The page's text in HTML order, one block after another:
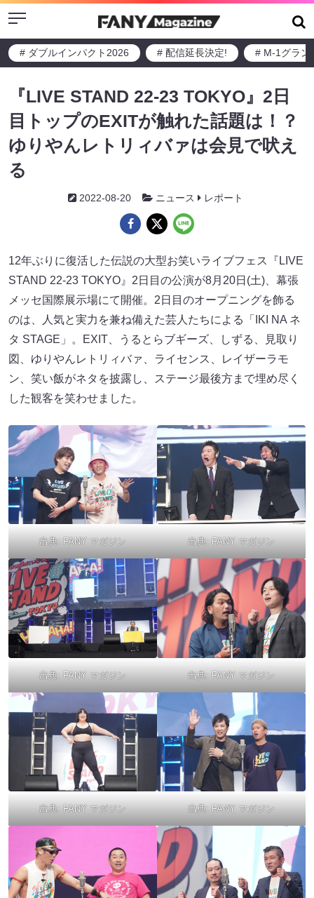
Menu
# ダブルインパクト2026 # 配信延長決定! # M-1グラン
『LIVE STAND 22-23 TOKYO』2日
目トップのEXITが触れた話題は！？
ゆりやんレトリィバァは会見で吠え
る
2022-08-20 ニュース レポート
12年ぶりに復活した伝説の大型お笑いライブフェス『LIVE
STAND 22-23 TOKYO』2日目の公演が8月20日(土)、幕張
メッセ国際展示場にて開催。2日目のオープニングを飾る
のは、人気と実力を兼ね備えた芸人たちによる「IKI NA ネ
タ STAGE」。EXIT、うるとらブギーズ、しずる、見取り
図、ゆりやんレトリィバァ、ライセンス、レイザーラモ
ン、笑い飯がネタを披露し、ステージ最後方まで埋め尽く
した観客を笑わせました。
出典: FANY マガジン 出典: FANY マガジン
出典: FANY マガジン 出典: FANY マガジン
出典: FANY マガジン 出典: FANY マガジン